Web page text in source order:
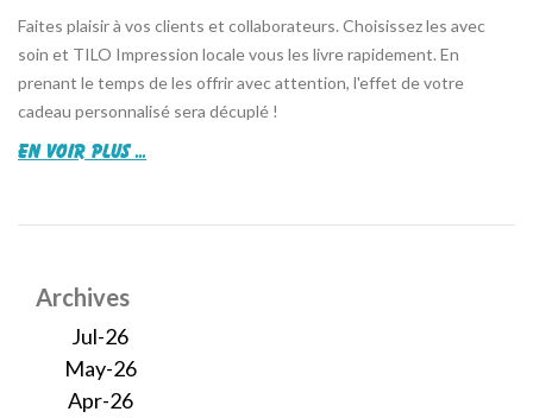
Faites plaisir à vos clients et collaborateurs. Choisissez les avec
soin et TILO Impression locale vous les livre rapidement. En
prenant le temps de les offrir avec attention, l'effet de votre
cadeau personnalisé sera décuplé !
en voir plus ...
Archives
Jul-26
May-26
Apr-26